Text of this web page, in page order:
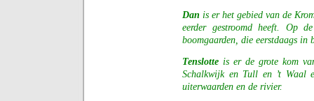
Dan is er het gebied van de
eerder gestroomd heeft. Op
boomgaarden, die eerstdaags
Tenslotte is er de grote kom
Schalkwijk en Tull en ’t Waal
uiterwaarden en de rivier.